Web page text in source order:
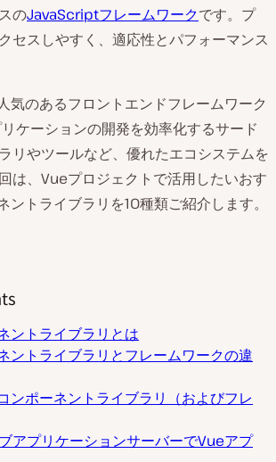
のJavaScriptフレームワークです。プ
セスしやすく、適応性とパフォーマンス
気のあるフロントエンドフレームワーク
ケーションの開発を効率化するサード
リやツールなど、優れたエコシステムを
は、Vueプロジェクトで活用したいおす
ントライブラリを10種類ご紹介します。
ントライブラリとは
ントライブラリとフレームワークの違
ンポーネントライブラリ（およびフレ
アプリケーションサーバーでVueアプ